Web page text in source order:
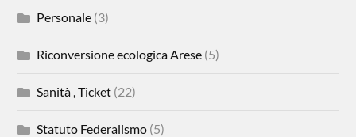
Personale (3)
Riconversione ecologica Arese (5)
Sanità , Ticket (22)
Statuto Federalismo (5)